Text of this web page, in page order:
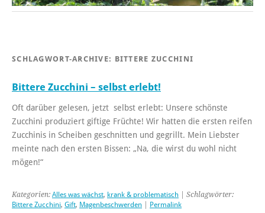
SCHLAGWORT-ARCHIVE: BITTERE ZUCCHINI
Bittere Zucchini – selbst erlebt!
Oft darüber gelesen, jetzt selbst erlebt: Unsere schönste
Zucchini produziert giftige Früchte! Wir hatten die ersten reifen
Zucchinis in Scheiben geschnitten und gegrillt. Mein Liebster
meinte nach den ersten Bissen: „Na, die wirst du wohl nicht
mögen!“
Kategorien: Alles was wächst, krank & problematisch | Schlagwörter:
Bittere Zucchini, Gift, Magenbeschwerden Permalink